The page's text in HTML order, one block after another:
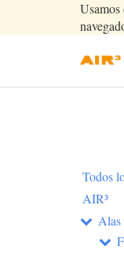
Usamos
Todos
AIR³
Alas